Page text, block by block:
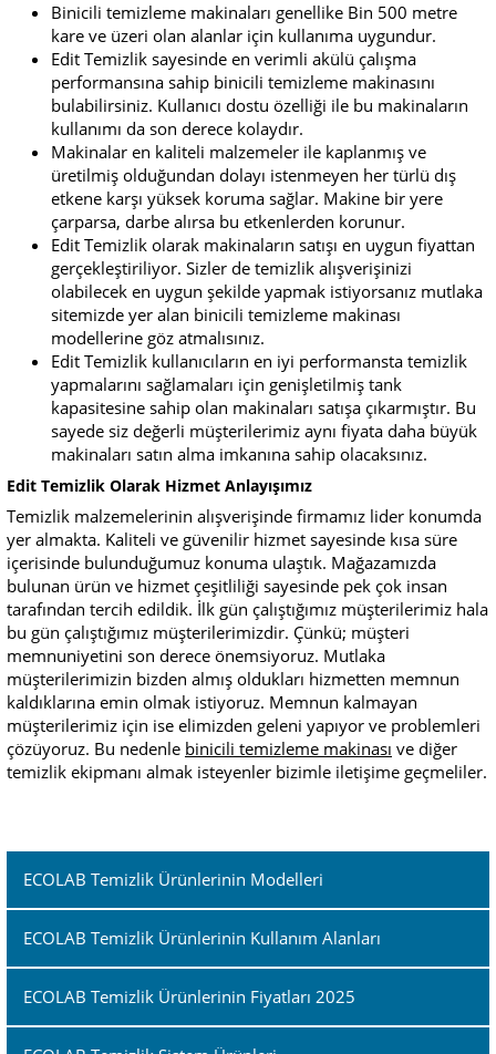
Binicili temizleme makinaları genellike Bin 500 metre
kare ve üzeri olan alanlar için kullanıma uygundur.
Edit Temizlik sayesinde en verimli akülü çalışma
performansına sahip binicili temizleme makinasını
bulabilirsiniz. Kullanıcı dostu özelliği ile bu makinaların
kullanımı da son derece kolaydır.
Makinalar en kaliteli malzemeler ile kaplanmış ve
üretilmiş olduğundan dolayı istenmeyen her türlü dış
etkene karşı yüksek koruma sağlar. Makine bir yere
çarparsa, darbe alırsa bu etkenlerden korunur.
Edit Temizlik olarak makinaların satışı en uygun fiyattan
gerçekleştiriliyor. Sizler de temizlik alışverişinizi
olabilecek en uygun şekilde yapmak istiyorsanız mutlaka
sitemizde yer alan binicili temizleme makinası
modellerine göz atmalısınız.
Edit Temizlik kullanıcıların en iyi performansta temizlik
yapmalarını sağlamaları için genişletilmiş tank
kapasitesine sahip olan makinaları satışa çıkarmıştır. Bu
sayede siz değerli müşterilerimiz aynı fiyata daha büyük
makinaları satın alma imkanına sahip olacaksınız.
Edit Temizlik Olarak Hizmet Anlayışımız
Temizlik malzemelerinin alışverişinde firmamız lider konumda
yer almakta. Kaliteli ve güvenilir hizmet sayesinde kısa süre
içerisinde bulunduğumuz konuma ulaştık. Mağazamızda
bulunan ürün ve hizmet çeşitliliği sayesinde pek çok insan
tarafından tercih edildik. İlk gün çalıştığımız müşterilerimiz hala
bu gün çalıştığımız müşterilerimizdir. Çünkü; müşteri
memnuniyetini son derece önemsiyoruz. Mutlaka
müşterilerimizin bizden almış oldukları hizmetten memnun
kaldıklarına emin olmak istiyoruz. Memnun kalmayan
müşterilerimiz için ise elimizden geleni yapıyor ve problemleri
çözüyoruz. Bu nedenle binicili temizleme makinası ve diğer
temizlik ekipmanı almak isteyenler bizimle iletişime geçmeliler.
ECOLAB Temizlik Ürünlerinin Modelleri
ECOLAB Temizlik Ürünlerinin Kullanım Alanları
ECOLAB Temizlik Ürünlerinin Fiyatları 2025